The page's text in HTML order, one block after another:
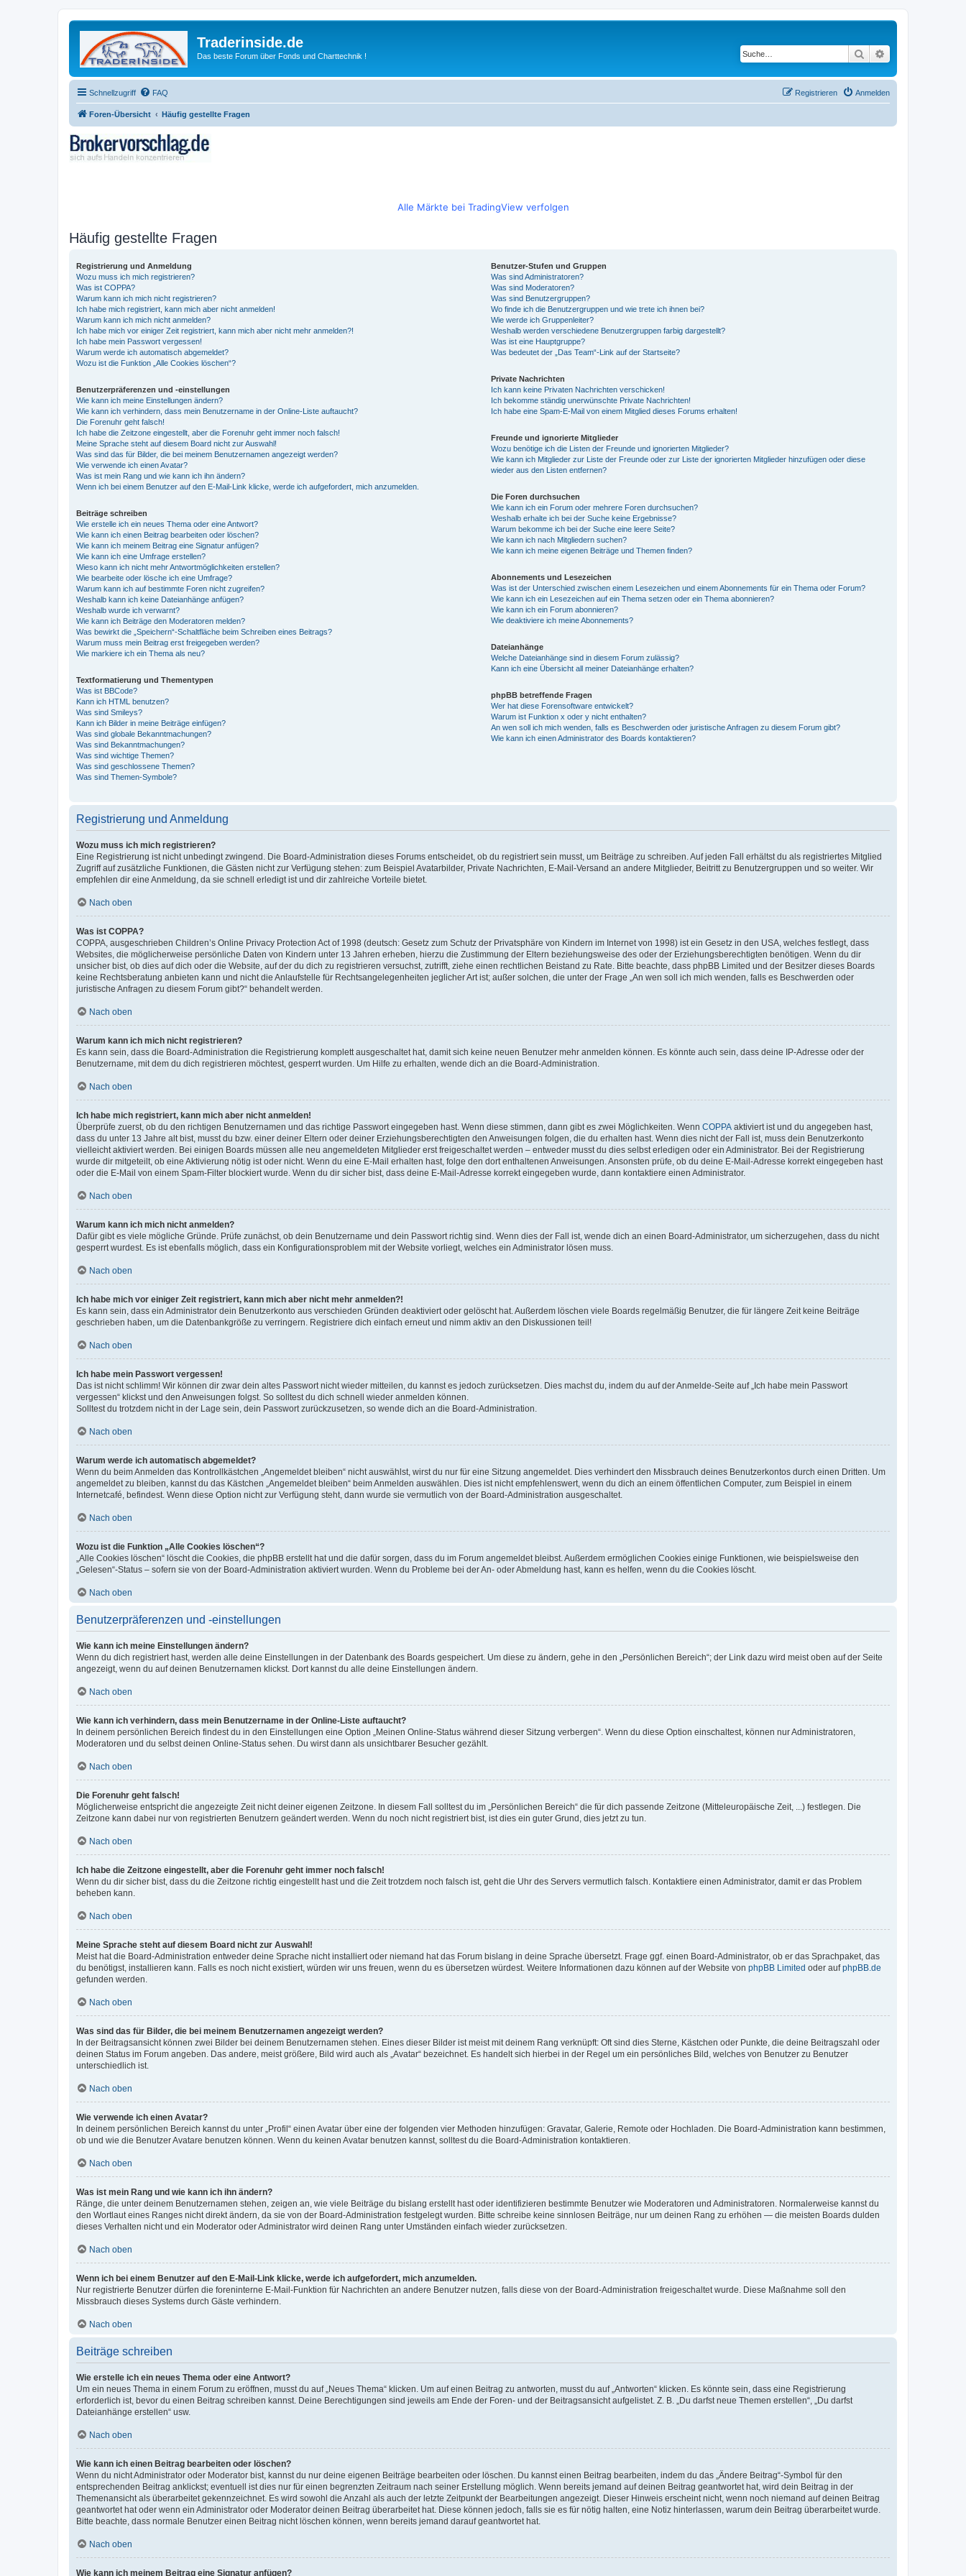
Traderinside.de
Das beste Forum über Fonds und Charttechnik ! Suche
Schnellzugriff FAQ Anmelden
Registrieren
Foren-Übersicht Häufig gestellte Fragen
Alle Märkte bei TradingView verfolgen
Häufig gestellte Fragen
Registrierung und Anmeldung
Wozu muss ich mich registrieren?
Was ist COPPA?
Warum kann ich mich nicht registrieren?
Ich habe mich registriert, kann mich aber nicht anmelden!
Warum kann ich mich nicht anmelden?
Ich habe mich vor einiger Zeit registriert, kann mich aber nicht mehr anmelden?!
Ich habe mein Passwort vergessen!
Warum werde ich automatisch abgemeldet?
Wozu ist die Funktion „Alle Cookies löschen“?
Benutzerpräferenzen und -einstellungen
Wie kann ich meine Einstellungen ändern?
Wie kann ich verhindern, dass mein Benutzername in der Online-Liste auftaucht?
Die Forenuhr geht falsch!
Ich habe die Zeitzone eingestellt, aber die Forenuhr geht immer noch falsch!
Meine Sprache steht auf diesem Board nicht zur Auswahl!
Was sind das für Bilder, die bei meinem Benutzernamen angezeigt werden?
Wie verwende ich einen Avatar?
Was ist mein Rang und wie kann ich ihn ändern?
Wenn ich bei einem Benutzer auf den E-Mail-Link klicke, werde ich aufgefordert, mich anzumelden.
Beiträge schreiben
Wie erstelle ich ein neues Thema oder eine Antwort?
Wie kann ich einen Beitrag bearbeiten oder löschen?
Wie kann ich meinem Beitrag eine Signatur anfügen?
Wie kann ich eine Umfrage erstellen?
Wieso kann ich nicht mehr Antwortmöglichkeiten erstellen?
Wie bearbeite oder lösche ich eine Umfrage?
Warum kann ich auf bestimmte Foren nicht zugreifen?
Weshalb kann ich keine Dateianhänge anfügen?
Weshalb wurde ich verwarnt?
Wie kann ich Beiträge den Moderatoren melden?
Was bewirkt die „Speichern“-Schaltfläche beim Schreiben eines Beitrags?
Warum muss mein Beitrag erst freigegeben werden?
Wie markiere ich ein Thema als neu?
Textformatierung und Thementypen
Was ist BBCode?
Kann ich HTML benutzen?
Was sind Smileys?
Kann ich Bilder in meine Beiträge einfügen?
Was sind globale Bekanntmachungen?
Was sind Bekanntmachungen?
Was sind wichtige Themen?
Was sind geschlossene Themen?
Was sind Themen-Symbole?
Benutzer-Stufen und Gruppen
Was sind Administratoren?
Was sind Moderatoren?
Was sind Benutzergruppen?
Wo finde ich die Benutzergruppen und wie trete ich ihnen bei?
Wie werde ich Gruppenleiter?
Weshalb werden verschiedene Benutzergruppen farbig dargestellt?
Was ist eine Hauptgruppe?
Was bedeutet der „Das Team“-Link auf der Startseite?
Private Nachrichten
Ich kann keine Privaten Nachrichten verschicken!
Ich bekomme ständig unerwünschte Private Nachrichten!
Ich habe eine Spam-E-Mail von einem Mitglied dieses Forums erhalten!
Freunde und ignorierte Mitglieder
Wozu benötige ich die Listen der Freunde und ignorierten Mitglieder?
Wie kann ich Mitglieder zur Liste der Freunde oder zur Liste der ignorierten Mitglieder hinzufügen oder diese
wieder aus den Listen entfernen?
Die Foren durchsuchen
Wie kann ich ein Forum oder mehrere Foren durchsuchen?
Weshalb erhalte ich bei der Suche keine Ergebnisse?
Warum bekomme ich bei der Suche eine leere Seite?
Wie kann ich nach Mitgliedern suchen?
Wie kann ich meine eigenen Beiträge und Themen finden?
Abonnements und Lesezeichen
Was ist der Unterschied zwischen einem Lesezeichen und einem Abonnements für ein Thema oder Forum?
Wie kann ich ein Lesezeichen auf ein Thema setzen oder ein Thema abonnieren?
Wie kann ich ein Forum abonnieren?
Wie deaktiviere ich meine Abonnements?
Dateianhänge
Welche Dateianhänge sind in diesem Forum zulässig?
Kann ich eine Übersicht all meiner Dateianhänge erhalten?
phpBB betreffende Fragen
Wer hat diese Forensoftware entwickelt?
Warum ist Funktion x oder y nicht enthalten?
An wen soll ich mich wenden, falls es Beschwerden oder juristische Anfragen zu diesem Forum gibt?
Wie kann ich einen Administrator des Boards kontaktieren?
Registrierung und Anmeldung
Wozu muss ich mich registrieren?
Eine Registrierung ist nicht unbedingt zwingend. Die Board-Administration dieses Forums entscheidet, ob du registriert sein musst, um Beiträge zu schreiben. Auf jeden Fall erhältst du als registriertes Mitglied
Zugriff auf zusätzliche Funktionen, die Gästen nicht zur Verfügung stehen: zum Beispiel Avatarbilder, Private Nachrichten, E-Mail-Versand an andere Mitglieder, Beitritt zu Benutzergruppen und so weiter. Wir
empfehlen dir eine Anmeldung, da sie schnell erledigt ist und dir zahlreiche Vorteile bietet.
Nach oben
Was ist COPPA?
COPPA, ausgeschrieben Children’s Online Privacy Protection Act of 1998 (deutsch: Gesetz zum Schutz der Privatsphäre von Kindern im Internet von 1998) ist ein Gesetz in den USA, welches festlegt, dass
Websites, die möglicherweise persönliche Daten von Kindern unter 13 Jahren erheben, hierzu die Zustimmung der Eltern beziehungsweise des oder der Erziehungsberechtigten benötigen. Wenn du dir
unsicher bist, ob dies auf dich oder die Website, auf der du dich zu registrieren versuchst, zutrifft, ziehe einen rechtlichen Beistand zu Rate. Bitte beachte, dass phpBB Limited und der Besitzer dieses Boards
keine Rechtsberatung anbieten kann und nicht die Anlaufstelle für Rechtsangelegenheiten jeglicher Art ist; außer solchen, die unter der Frage „An wen soll ich mich wenden, falls es Beschwerden oder
juristische Anfragen zu diesem Forum gibt?“ behandelt werden.
Nach oben
Warum kann ich mich nicht registrieren?
Es kann sein, dass die Board-Administration die Registrierung komplett ausgeschaltet hat, damit sich keine neuen Benutzer mehr anmelden können. Es könnte auch sein, dass deine IP-Adresse oder der
Benutzername, mit dem du dich registrieren möchtest, gesperrt wurden. Um Hilfe zu erhalten, wende dich an die Board-Administration.
Nach oben
Ich habe mich registriert, kann mich aber nicht anmelden!
Überprüfe zuerst, ob du den richtigen Benutzernamen und das richtige Passwort eingegeben hast. Wenn diese stimmen, dann gibt es zwei Möglichkeiten. Wenn COPPA aktiviert ist und du angegeben hast,
dass du unter 13 Jahre alt bist, musst du bzw. einer deiner Eltern oder deiner Erziehungsberechtigten den Anweisungen folgen, die du erhalten hast. Wenn dies nicht der Fall ist, muss dein Benutzerkonto
vielleicht aktiviert werden. Bei einigen Boards müssen alle neu angemeldeten Mitglieder erst freigeschaltet werden – entweder musst du dies selbst erledigen oder ein Administrator. Bei der Registrierung
wurde dir mitgeteilt, ob eine Aktivierung nötig ist oder nicht. Wenn du eine E-Mail erhalten hast, folge den dort enthaltenen Anweisungen. Ansonsten prüfe, ob du deine E-Mail-Adresse korrekt eingegeben hast
oder die E-Mail von einem Spam-Filter blockiert wurde. Wenn du dir sicher bist, dass deine E-Mail-Adresse korrekt eingegeben wurde, dann kontaktiere einen Administrator.
Nach oben
Warum kann ich mich nicht anmelden?
Dafür gibt es viele mögliche Gründe. Prüfe zunächst, ob dein Benutzername und dein Passwort richtig sind. Wenn dies der Fall ist, wende dich an einen Board-Administrator, um sicherzugehen, dass du nicht
gesperrt wurdest. Es ist ebenfalls möglich, dass ein Konfigurationsproblem mit der Website vorliegt, welches ein Administrator lösen muss.
Nach oben
Ich habe mich vor einiger Zeit registriert, kann mich aber nicht mehr anmelden?!
Es kann sein, dass ein Administrator dein Benutzerkonto aus verschieden Gründen deaktiviert oder gelöscht hat. Außerdem löschen viele Boards regelmäßig Benutzer, die für längere Zeit keine Beiträge
geschrieben haben, um die Datenbankgröße zu verringern. Registriere dich einfach erneut und nimm aktiv an den Diskussionen teil!
Nach oben
Ich habe mein Passwort vergessen!
Das ist nicht schlimm! Wir können dir zwar dein altes Passwort nicht wieder mitteilen, du kannst es jedoch zurücksetzen. Dies machst du, indem du auf der Anmelde-Seite auf „Ich habe mein Passwort
vergessen“ klickst und den Anweisungen folgst. So solltest du dich schnell wieder anmelden können.
Solltest du trotzdem nicht in der Lage sein, dein Passwort zurückzusetzen, so wende dich an die Board-Administration.
Nach oben
Warum werde ich automatisch abgemeldet?
Wenn du beim Anmelden das Kontrollkästchen „Angemeldet bleiben“ nicht auswählst, wirst du nur für eine Sitzung angemeldet. Dies verhindert den Missbrauch deines Benutzerkontos durch einen Dritten. Um
angemeldet zu bleiben, kannst du das Kästchen „Angemeldet bleiben“ beim Anmelden auswählen. Dies ist nicht empfehlenswert, wenn du dich an einem öffentlichen Computer, zum Beispiel in einem
Internetcafé, befindest. Wenn diese Option nicht zur Verfügung steht, dann wurde sie vermutlich von der Board-Administration ausgeschaltet.
Nach oben
Wozu ist die Funktion „Alle Cookies löschen“?
„Alle Cookies löschen“ löscht die Cookies, die phpBB erstellt hat und die dafür sorgen, dass du im Forum angemeldet bleibst. Außerdem ermöglichen Cookies einige Funktionen, wie beispielsweise den
„Gelesen“-Status – sofern sie von der Board-Administration aktiviert wurden. Wenn du Probleme bei der An- oder Abmeldung hast, kann es helfen, wenn du die Cookies löscht.
Nach oben
Benutzerpräferenzen und -einstellungen
Wie kann ich meine Einstellungen ändern?
Wenn du dich registriert hast, werden alle deine Einstellungen in der Datenbank des Boards gespeichert. Um diese zu ändern, gehe in den „Persönlichen Bereich“; der Link dazu wird meist oben auf der Seite
angezeigt, wenn du auf deinen Benutzernamen klickst. Dort kannst du alle deine Einstellungen ändern.
Nach oben
Wie kann ich verhindern, dass mein Benutzername in der Online-Liste auftaucht?
In deinem persönlichen Bereich findest du in den Einstellungen eine Option „Meinen Online-Status während dieser Sitzung verbergen“. Wenn du diese Option einschaltest, können nur Administratoren,
Moderatoren und du selbst deinen Online-Status sehen. Du wirst dann als unsichtbarer Besucher gezählt.
Nach oben
Die Forenuhr geht falsch!
Möglicherweise entspricht die angezeigte Zeit nicht deiner eigenen Zeitzone. In diesem Fall solltest du im „Persönlichen Bereich“ die für dich passende Zeitzone (Mitteleuropäische Zeit, ...) festlegen. Die
Zeitzone kann dabei nur von registrierten Benutzern geändert werden. Wenn du noch nicht registriert bist, ist dies ein guter Grund, dies jetzt zu tun.
Nach oben
Ich habe die Zeitzone eingestellt, aber die Forenuhr geht immer noch falsch!
Wenn du dir sicher bist, dass du die Zeitzone richtig eingestellt hast und die Zeit trotzdem noch falsch ist, geht die Uhr des Servers vermutlich falsch. Kontaktiere einen Administrator, damit er das Problem
beheben kann.
Nach oben
Meine Sprache steht auf diesem Board nicht zur Auswahl!
Meist hat die Board-Administration entweder deine Sprache nicht installiert oder niemand hat das Forum bislang in deine Sprache übersetzt. Frage ggf. einen Board-Administrator, ob er das Sprachpaket, das
du benötigst, installieren kann. Falls es noch nicht existiert, würden wir uns freuen, wenn du es übersetzen würdest. Weitere Informationen dazu können auf der Website von phpBB Limited oder aufphpBB.de
gefunden werden.
Nach oben
Was sind das für Bilder, die bei meinem Benutzernamen angezeigt werden?
In der Beitragsansicht können zwei Bilder bei deinem Benutzernamen stehen. Eines dieser Bilder ist meist mit deinem Rang verknüpft: Oft sind dies Sterne, Kästchen oder Punkte, die deine Beitragszahl oder
deinen Status im Forum angeben. Das andere, meist größere, Bild wird auch als „Avatar“ bezeichnet. Es handelt sich hierbei in der Regel um ein persönliches Bild, welches von Benutzer zu Benutzer
unterschiedlich ist.
Nach oben
Wie verwende ich einen Avatar?
In deinem persönlichen Bereich kannst du unter „Profil“ einen Avatar über eine der folgenden vier Methoden hinzufügen: Gravatar, Galerie, Remote oder Hochladen. Die Board-Administration kann bestimmen,
ob und wie die Benutzer Avatare benutzen können. Wenn du keinen Avatar benutzen kannst, solltest du die Board-Administration kontaktieren.
Nach oben
Was ist mein Rang und wie kann ich ihn ändern?
Ränge, die unter deinem Benutzernamen stehen, zeigen an, wie viele Beiträge du bislang erstellt hast oder identifizieren bestimmte Benutzer wie Moderatoren und Administratoren. Normalerweise kannst du
den Wortlaut eines Ranges nicht direkt ändern, da sie von der Board-Administration festgelegt wurden. Bitte schreibe keine sinnlosen Beiträge, nur um deinen Rang zu erhöhen — die meisten Boards dulden
dieses Verhalten nicht und ein Moderator oder Administrator wird deinen Rang unter Umständen einfach wieder zurücksetzen.
Nach oben
Wenn ich bei einem Benutzer auf den E-Mail-Link klicke, werde ich aufgefordert, mich anzumelden.
Nur registrierte Benutzer dürfen die foreninterne E-Mail-Funktion für Nachrichten an andere Benutzer nutzen, falls diese von der Board-Administration freigeschaltet wurde. Diese Maßnahme soll den
Missbrauch dieses Systems durch Gäste verhindern.
Nach oben
Beiträge schreiben
Wie erstelle ich ein neues Thema oder eine Antwort?
Um ein neues Thema in einem Forum zu eröffnen, musst du auf „Neues Thema“ klicken. Um auf einen Beitrag zu antworten, musst du auf „Antworten“ klicken. Es könnte sein, dass eine Registrierung
erforderlich ist, bevor du einen Beitrag schreiben kannst. Deine Berechtigungen sind jeweils am Ende der Foren- und der Beitragsansicht aufgelistet. Z. B. „Du darfst neue Themen erstellen“, „Du darfst
Dateianhänge erstellen“ usw.
Nach oben
Wie kann ich einen Beitrag bearbeiten oder löschen?
Wenn du nicht Administrator oder Moderator bist, kannst du nur deine eigenen Beiträge bearbeiten oder löschen. Du kannst einen Beitrag bearbeiten, indem du das „Ändere Beitrag“-Symbol für den
entsprechenden Beitrag anklickst; eventuell ist dies nur für einen begrenzten Zeitraum nach seiner Erstellung möglich. Wenn bereits jemand auf deinen Beitrag geantwortet hat, wird dein Beitrag in der
Themenansicht als überarbeitet gekennzeichnet. Es wird sowohl die Anzahl als auch der letzte Zeitpunkt der Bearbeitungen angezeigt. Dieser Hinweis erscheint nicht, wenn noch niemand auf deinen Beitrag
geantwortet hat oder wenn ein Administrator oder Moderator deinen Beitrag überarbeitet hat. Diese können jedoch, falls sie es für nötig halten, eine Notiz hinterlassen, warum dein Beitrag überarbeitet wurde.
Bitte beachte, dass normale Benutzer einen Beitrag nicht löschen können, wenn bereits jemand darauf geantwortet hat.
Nach oben
Wie kann ich meinem Beitrag eine Signatur anfügen?